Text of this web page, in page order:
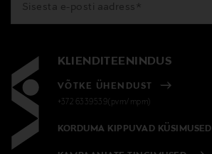
Digitaalne aadress
info@iceab.se
Märksõnad
KLIENDITEENINDUS
VÕTKE ÜHENDUST
+372 6339539(pvm/mpm)
KORDUMA KIPPUVAD KÜSIMUSED